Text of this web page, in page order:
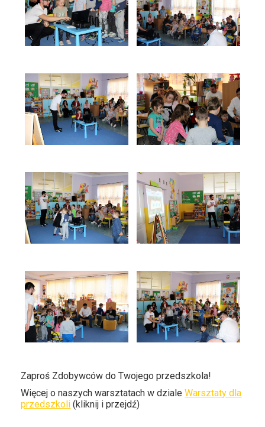
Zaproś Zdobywców do Twojego przedszkola!
Więcej o naszych warsztatach w dzialeWarsztaty dla
przedszkoli (kliknij i przejdź)